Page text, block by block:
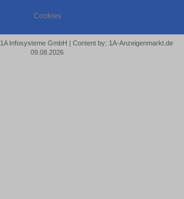
Cookies
Infosysteme GmbH | Content by: 1A-Anzeigenmarkt.de
09.08.2026